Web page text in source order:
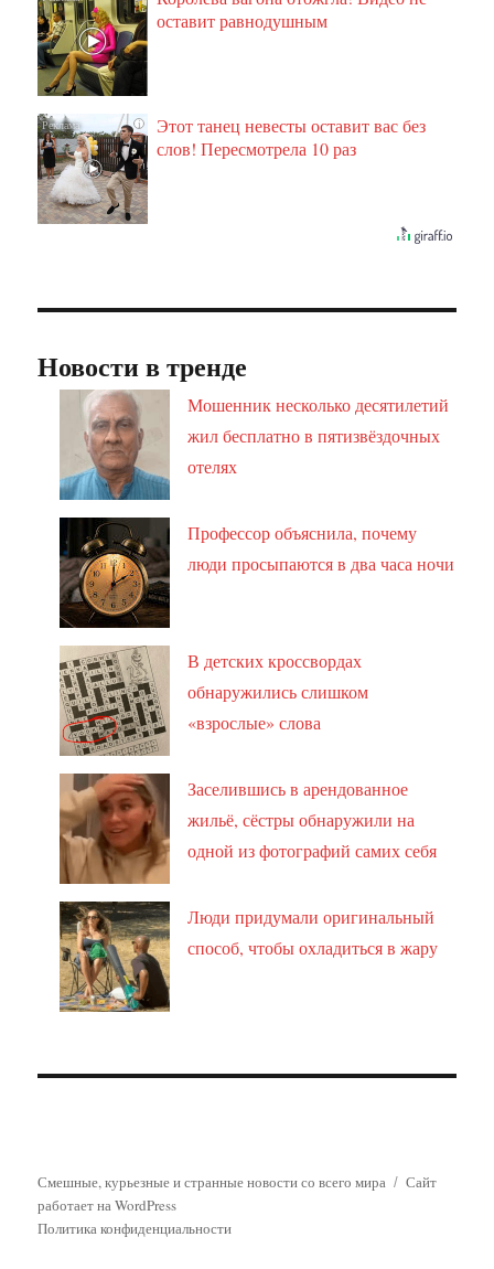
оставит равнодушным
i
Этот танец невесты оставит вас без
слов! Пересмотрела 10 раз
Новости в тренде
Мошенник несколько десятилетий
жил бесплатно в пятизвёздочных
отелях
Профессор объяснила, почему
люди просыпаются в два часа ночи
В детских кроссвордах
обнаружились слишком
«взрослые» слова
Заселившись в арендованное
жильё, сёстры обнаружили на
одной из фотографий самих себя
Люди придумали оригинальный
способ, чтобы охладиться в жару
Смешные, курьезные и странные новости со всего мира
Сайт
работает на WordPress
Политика конфиденциальности